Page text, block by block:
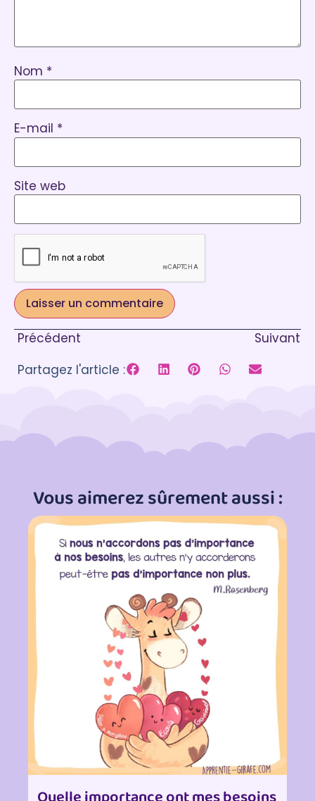
Nom *
E-mail *
Site web
Précédent
Suivant
Partagez l'article :
Vous aimerez sûrement aussi :